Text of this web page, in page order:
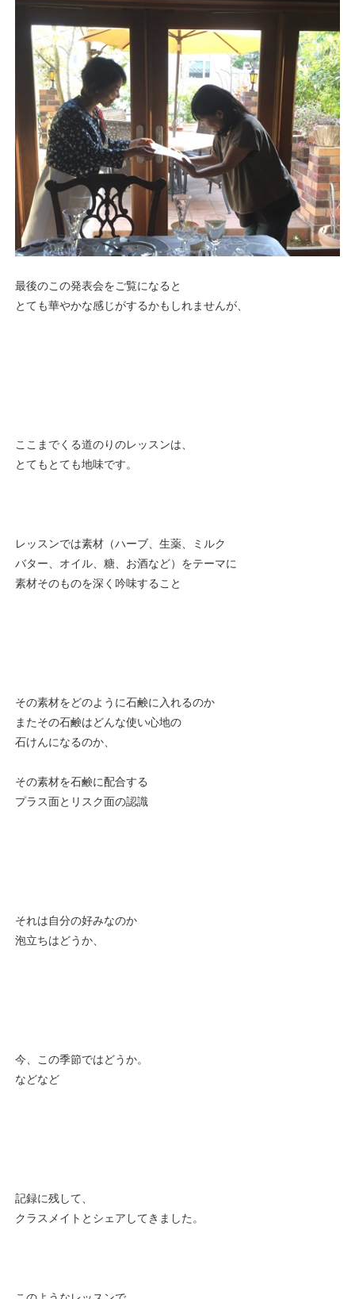
最後のこの発表会をご覧になると
とても華やかな感じがするかもしれませんが、
ここまでくる道のりのレッスンは、
とてもとても地味です。
レッスンでは素材（ハーブ、生薬、ミルク
バター、オイル、糖、お酒など）をテーマに
素材そのものを深く吟味すること
その素材をどのように石鹸に入れるのか
またその石鹸はどんな使い心地の
石けんになるのか、
その素材を石鹸に配合する
プラス面とリスク面の認識
それは自分の好みなのか
泡立ちはどうか、
今、この季節ではどうか。
などなど
記録に残して、
クラスメイトとシェアしてきました。